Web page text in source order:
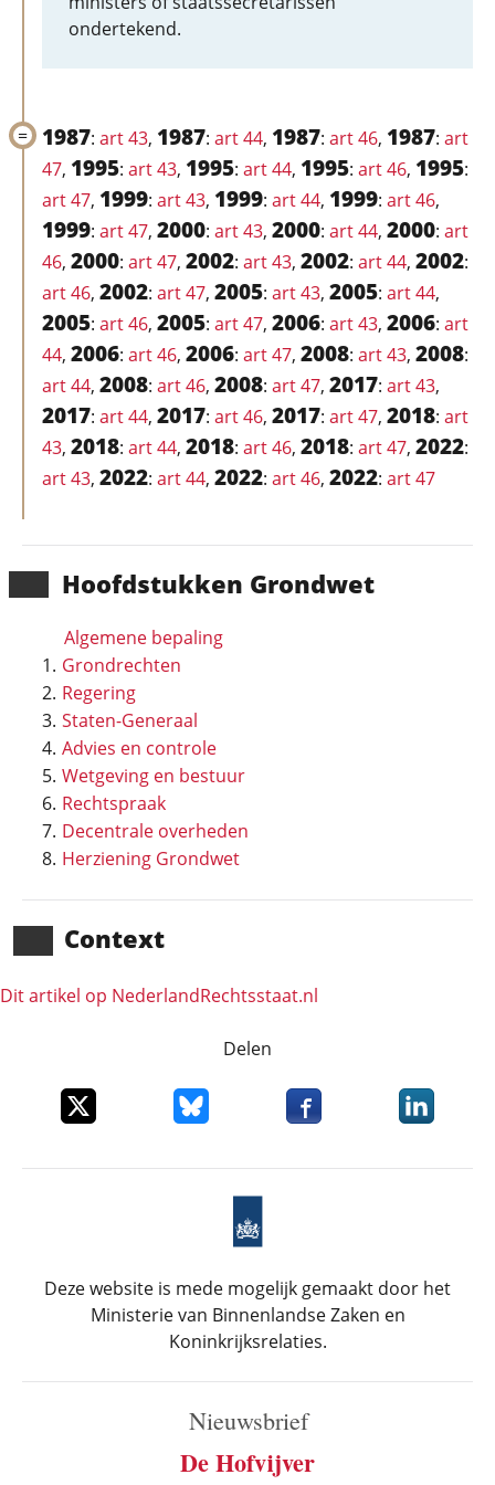
Hoofd­stukken Grondwet
Algemene bepaling
Grondrechten
Regering
Staten-Generaal
Advies en controle
Wetgeving en bestuur
Rechtspraak
Decentrale overheden
Herziening Grondwet
Context
Dit artikel op NederlandRechts­staat.nl
ondertekend.
1987: art 43, 1987: art 44, 1987: art 46, 1987: art
47, 1995: art 43, 1995: art 44, 1995: art 46, 1995:
art 47, 1999: art 43, 1999: art 44, 1999: art 46,
1999: art 47, 2000: art 43, 2000: art 44, 2000: art
46, 2000: art 47, 2002: art 43, 2002: art 44, 2002:
art 46, 2002: art 47, 2005: art 43, 2005: art 44,
2005: art 46, 2005: art 47, 2006: art 43, 2006: art
44, 2006: art 46, 2006: art 47, 2008: art 43, 2008:
art 44, 2008: art 46, 2008: art 47, 2017: art 43,
2017: art 44, 2017: art 46, 2017: art 47, 2018: art
43, 2018: art 44, 2018: art 46, 2018: art 47, 2022:
art 43, 2022: art 44, 2022: art 46, 2022: art 47
Delen
Deel dit item op XDeel dit item op Bluesky
Deel dit item opDeel dit
Deze website is mede mogelijk gemaakt door het
Ministerie van Binnenlandse Zaken en
Koninkrijksrelaties.
Nieuwsbrief
De Hofvijver